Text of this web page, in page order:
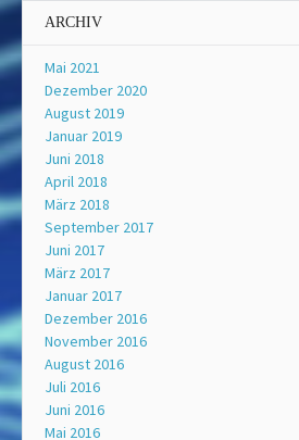
ARCHIV
Mai 2021
Dezember 2020
August 2019
Januar 2019
Juni 2018
April 2018
März 2018
September 2017
Juni 2017
März 2017
Januar 2017
Dezember 2016
November 2016
August 2016
Juli 2016
Juni 2016
Mai 2016